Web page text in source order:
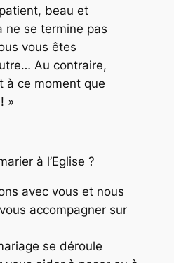
beau et
ne se termine pas
vous êtes
Au contraire,
à ce moment que
»
à l’Eglise ?
avec vous et nous
accompagner sur
se déroule